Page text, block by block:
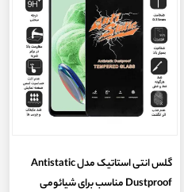
گلس انتی استاتیک مدل Antistatic
Dustproof مناسب برای شیائومی